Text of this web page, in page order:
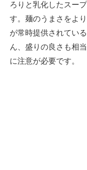
ろりと乳化したスー
す。麺のうまさをよ
が常時提供されてい
ん、盛りの良さも相
に注意が必要です。